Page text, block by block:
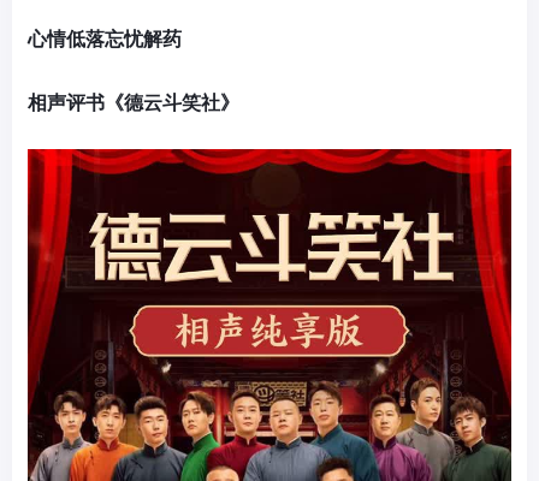
心情低落忘忧解药
相声评书《德云斗笑社》